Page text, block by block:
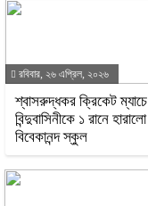
রবিবার, ২৬ এপ্রিল, ২০২৬
শ্বাসরুদ্ধকর ক্রিকেট ম্যাচে
বিন্দুবাসিনীকে ১ রানে হারালো
বিবেকানন্দ স্কুল